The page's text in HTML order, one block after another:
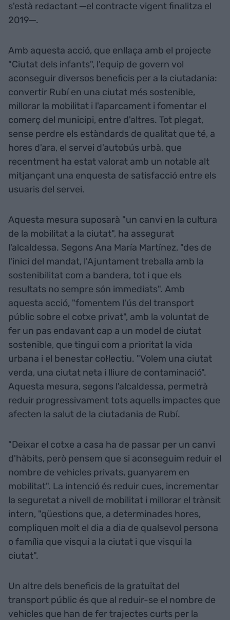
s'està redactant ─el contracte vigent finalitza el
2019─.
Amb aquesta acció, que enllaça amb el projecte
"Ciutat dels infants", l'equip de govern vol
aconseguir diversos beneficis per a la ciutadania:
convertir Rubí en una ciutat més sostenible,
millorar la mobilitat i l'aparcament i fomentar el
comerç del municipi, entre d'altres. Tot plegat,
sense perdre els estàndards de qualitat que té, a
hores d'ara, el servei d'autobús urbà, que
recentment ha estat valorat amb un notable alt
mitjançant una enquesta de satisfacció entre els
usuaris del servei.
Aquesta mesura suposarà "un canvi en la cultura
de la mobilitat a la ciutat", ha assegurat
l'alcaldessa. Segons Ana María Martínez, "des de
l'inici del mandat, l'Ajuntament treballa amb la
sostenibilitat com a bandera, tot i que els
resultats no sempre són immediats". Amb
aquesta acció, "fomentem l'ús del transport
públic sobre el cotxe privat", amb la voluntat de
fer un pas endavant cap a un model de ciutat
sostenible, que tingui com a prioritat la vida
urbana i el benestar col·lectiu. "Volem una ciutat
verda, una ciutat neta i lliure de contaminació".
Aquesta mesura, segons l'alcaldessa, permetrà
reduir progressivament tots aquells impactes que
afecten la salut de la ciutadania de Rubí.
"Deixar el cotxe a casa ha de passar per un canvi
d'hàbits, però pensem que si aconseguim reduir el
nombre de vehicles privats, guanyarem en
mobilitat". La intenció és reduir cues, incrementar
la seguretat a nivell de mobilitat i millorar el trànsit
intern, "qüestions que, a determinades hores,
compliquen molt el dia a dia de qualsevol persona
o família que visqui a la ciutat i que visqui la
ciutat".
Un altre dels beneficis de la gratuïtat del
transport públic és que al reduir-se el nombre de
vehicles que han de fer trajectes curts per la